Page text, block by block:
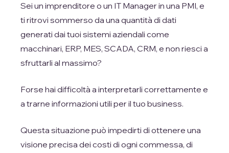
Sei un imprenditore o un IT Manager in una PMI, e
ti ritrovi sommerso da una quantità di dati
generati dai tuoi sistemi aziendali come
macchinari, ERP, MES, SCADA, CRM, e non riesci a
sfruttarli al massimo?
Forse hai difficoltà a interpretarli correttamente e
a trarne informazioni utili per il tuo business.
Questa situazione può impedirti di ottenere una
visione precisa dei costi di ogni commessa, di